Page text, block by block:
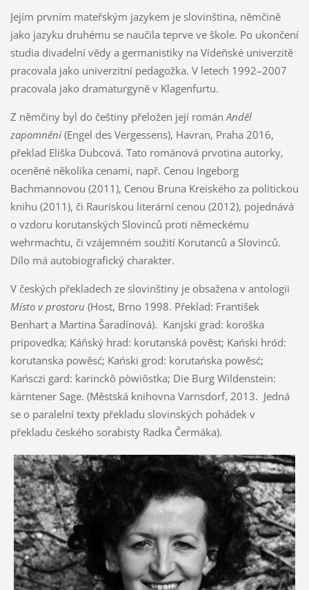
Jejím prvním mateřským jazykem je slovinština, němčině
jako jazyku druhému se naučila teprve ve škole. Po ukončení
studia divadelní vědy a germanistiky na Vídeňské univerzitě
pracovala jako univerzitní pedagožka. V letech 1992–2007
pracovala jako dramaturgyně v Klagenfurtu.
Z němčiny byl do češtiny přeložen její románAnděl
zapomnění(Engel des Vergessens), Havran, Praha 2016,
překlad Eliška Dubcová. Tato románová prvotina autorky,
oceněné několika cenami, např. Cenou Ingeborg
Bachmannovou (2011), Cenou Bruna Kreiského za politickou
knihu (2011), či Rauriskou literární cenou (2012), pojednává
o vzdoru korutanských Slovinců proti německému
wehrmachtu, či vzájemném soužití Korutanců a Slovinců.
Dílo má autobiografický charakter.
V českých překladech ze slovinštiny je obsažena v antologii
Místo v prostoru (Host, Brno 1998. Překlad: František
Benhart a Martina Šaradínová). Kanjski grad: koroška
pripovedka; Káňský hrad: korutanská pověst; Kański hród:
korutanska powěsć; Kański grod: korutańska powěsć;
Kańsczi gard: karinckô pòwiôstka; Die Burg Wildenstein:
kärntener Sage. (Městská knihovna Varnsdorf, 2013. Jedná
se o paralelní texty překladu slovinských pohádek v
překladu českého sorabisty Radka Čermáka).